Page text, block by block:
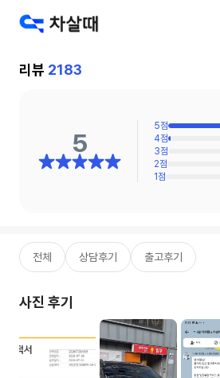
전체 상담후기 출고후기
리뷰 2183
5
1 점
2점
3점
4점
5점
사진 후기